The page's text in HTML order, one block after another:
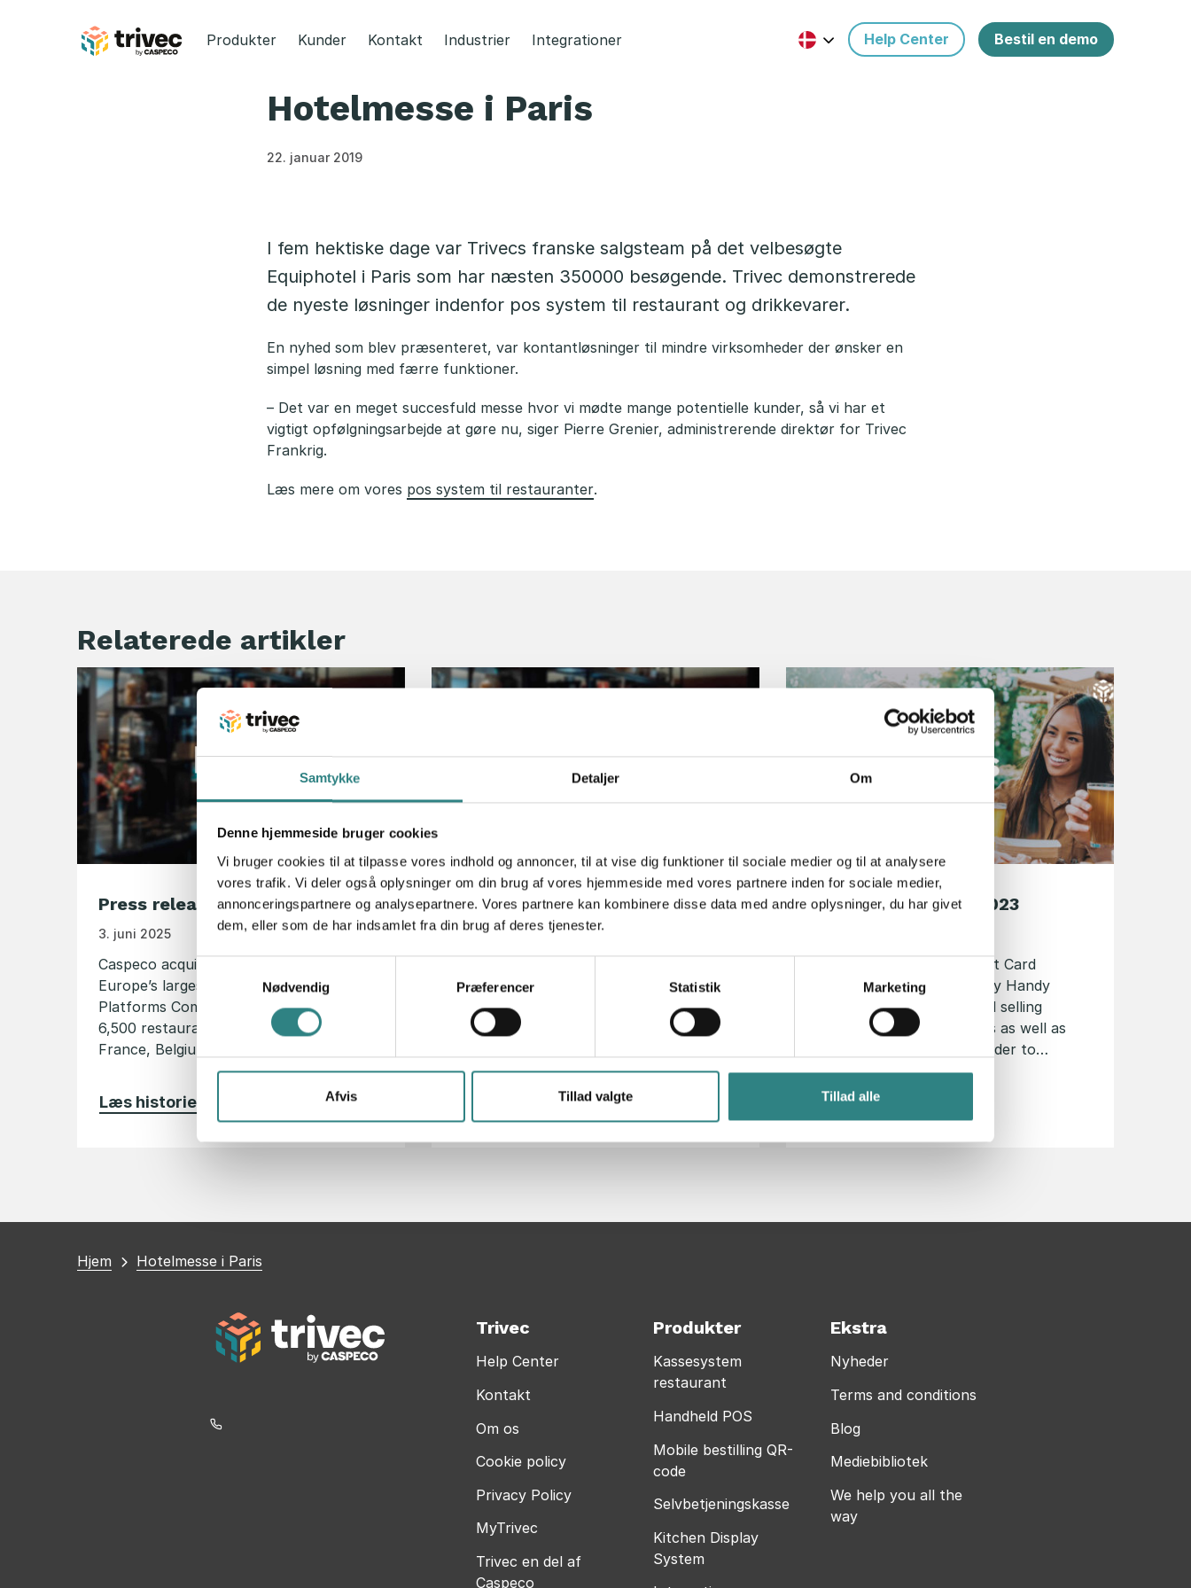
Samtykke Detaljer Om
Denne hjemmeside bruger cookies
Vi bruger cookies til at tilpasse vores indhold og annoncer, til at vise dig funktioner til sociale medier og til at analysere
vores trafik. Vi deler også oplysninger om din brug af vores hjemmeside med vores partnere inden for sociale medier,
annonceringspartnere og analysepartnere. Vores partnere kan kombinere disse data med andre oplysninger, du har givet
dem, eller som de har indsamlet fra din brug af deres tjenester.
Nødvendig
Præferencer Statistik Marketing
Afvis Tillad valgte Tillad alle
Produkter Kunder Kontakt Industrier Integrationer Help Center Bestil en demo
Hotelmesse i Paris
22. januar 2019
I fem hektiske dage var Trivecs franske salgsteam på det velbesøgte
Equiphotel i Paris som har næsten 350000 besøgende. Trivec demonstrerede
de nyeste løsninger indenfor pos system til restaurant og drikkevarer.
En nyhed som blev præsenteret, var kontantløsninger til mindre virksomheder der ønsker en
simpel løsning med færre funktioner.
– Det var en meget succesfuld messe hvor vi mødte mange potentielle kunder, så vi har et
vigtigt opfølgningsarbejde at gøre nu, siger Pierre Grenier, administrerende direktør for Trivec
Frankrig.
Læs mere om vores pos system til restauranter.
Relaterede artikler
Press release june 2025
3. juni 2025
Caspeco acquires Trivec to form one of
Europe’s largest Restaurant Tech
Platforms Combined company will serve
6,500 restaurants across the Nordics,
France, Belgium, and the…
Læs historie
News December
11. december 2024
We’re excited to introduce Trivec Insights
– a brand-new cloud-based and mobile-
friendly dashboard in the MyTrivec…
Product news may 2023
New functions Voucher/Gift Card
support in Handy/HandyPay Handy
supports both creating and selling
voucher/Gift Card products as well as
paying with vouchers. In order to…
Læs historie
Du
Hjem Hotelmesse i Paris
Trivec
Help Center
Kontakt
Om os
Cookie policy
Privacy Policy
MyTrivec
Trivec en del af
Caspeco
Produkter
Kassesystem
restaurant
Handheld POS
Mobile bestilling QR-
code
Selvbetjeningskasse
Kitchen Display
System
Ekstra
Nyheder
Terms and conditions
Blog
Mediebibliotek
We help you all the
way